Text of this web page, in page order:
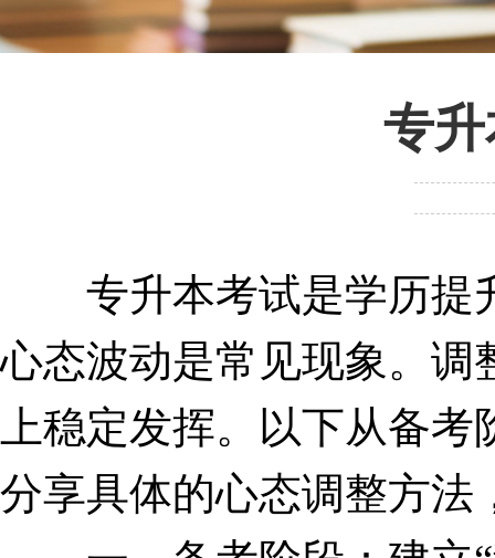
专
专升本考试是学历提
心态波动是常见现象。调
上稳定发挥。以下从备
分享具体的心态调整方法